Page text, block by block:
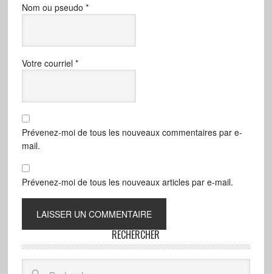
Nom ou pseudo *
Votre courriel *
Prévenez-moi de tous les nouveaux commentaires par e-
mail.
Prévenez-moi de tous les nouveaux articles par e-mail.
RECHERCHER